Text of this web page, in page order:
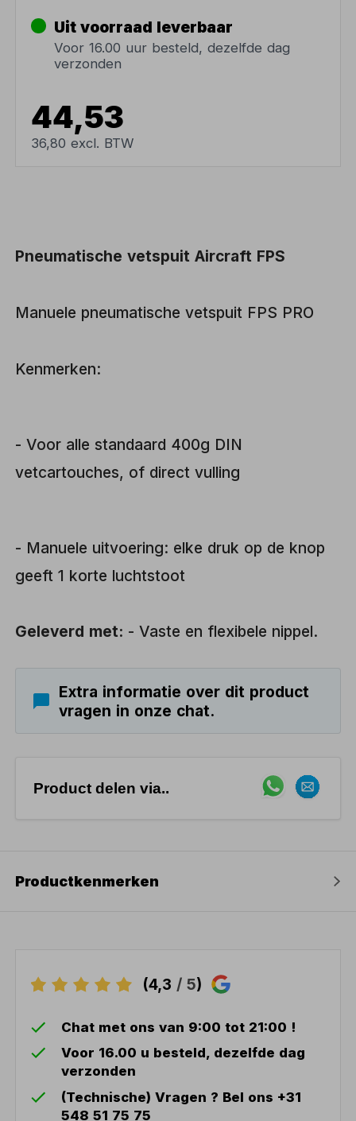
Uit voorraad leverbaar
Voor 16.00 uur besteld, dezelfde dag
verzonden
44,53
36,80 excl. BTW
Pneumatische vetspuit Aircraft FPS
Manuele pneumatische vetspuit FPS PRO
Kenmerken:
- Voor alle standaard 400g DIN
vetcartouches, of direct vulling
- Manuele uitvoering: elke druk op de knop
geeft 1 korte luchtstoot
Geleverd met: - Vaste en flexibele nippel.
Extra informatie over dit product
vragen in onze chat.
Product delen via..
Productkenmerken
(4,3 / 5)
Chat met ons van 9:00 tot 21:00 !
Voor 16.00 u besteld, dezelfde dag
verzonden
(Technische) Vragen ? Bel ons +31
548 51 75 75